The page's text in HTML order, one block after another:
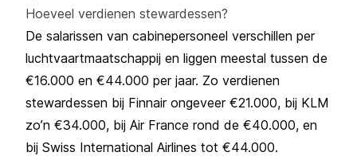
Hoeveel verdienen stewardessen?
De salarissen van cabinepersoneel verschillen per
luchtvaartmaatschappij en liggen meestal tussen de
€16.000 en €44.000 per jaar. Zo verdienen
stewardessen bij Finnairongeveer €21.000, bij KLM
zo’n €34.000, bij Air France rond de €40.000, en
bij Swiss International Airlines tot €44.000.